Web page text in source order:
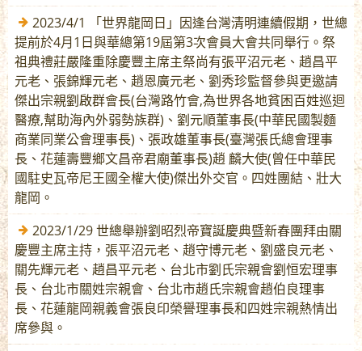
2023/4/1 「世界龍岡日」因逢台灣清明連續假期，世總
提前於4月1日與華總第19屆第3次會員大會共同舉行。祭
祖典禮莊嚴隆重除慶豐主席主祭尚有張平沼元老、趙昌平
元老、張錦輝元老、趙恩廣元老、劉秀珍監督參與更邀請
傑出宗親劉啟群會長(台灣路竹會,為世界各地貧困百姓巡迴
醫療,幫助海內外弱勢族群)、劉元順董事長(中華民國製麵
商業同業公會理事長)、張政雄董事長(臺灣張氏總會理事
長、花蓮壽豐鄉文昌帝君廟董事長)趙 麟大使(曾任中華民
國駐史瓦帝尼王國全權大使)傑出外交官。四姓團結、壯大
龍岡。
2023/1/29 世總舉辦劉昭烈帝寶誕慶典暨新春團拜由關
慶豐主席主持，張平沼元老、趙守博元老、劉盛良元老、
關先輝元老、趙昌平元老、台北市劉氏宗親會劉恒宏理事
長、台北市關姓宗親會、台北市趙氏宗親會趙伯良理事
長、花蓮龍岡親義會張良印榮譽理事長和四姓宗親熱情出
席參與。